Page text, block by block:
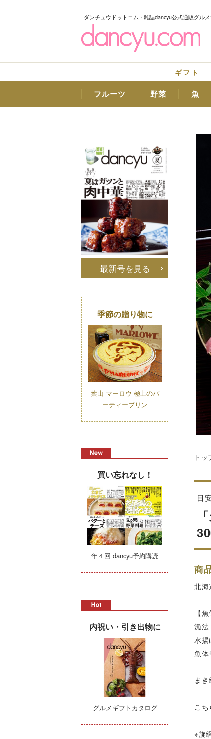
ダンチュウドットコム・雑誌dancyu公式通販グルメ
ギフト
フルーツ 野菜 魚
トッ
目
商
北海
【
漁法
水揚
魚体
ま
こ
※旋
最新号を見る
季節の贈り物に
葉山 マーロウ 極上のパ
ーティープリン
買い忘れなし！
年４回 dancyu予約購読
内祝い・引き出物に
グルメギフトカタログ